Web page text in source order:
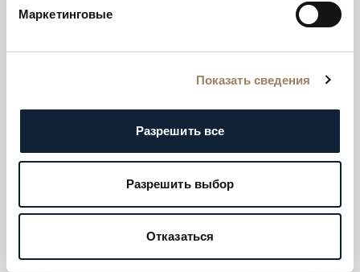
Маркетинговые
Показать сведения
Разрешить все
Разрешить выбор
Отказаться
короткими, широкими, с обильным декором, что
значительно утяжеляло дизайн циферблата и
затрудняло считывание показаний. С самого
начала Абрахам-Луи Бреге задался целью
но и внешнее оформление часов. Поскольку
стрелки являются ключевым элементом часов –
как в функциональном, так и в эстетическом
плане, – неудивительно, что Бреге уделял им
золотые английские стрелки, а в 1783 году
придумал принципиально новую форму, со
смещенным наконечником в виде круга,